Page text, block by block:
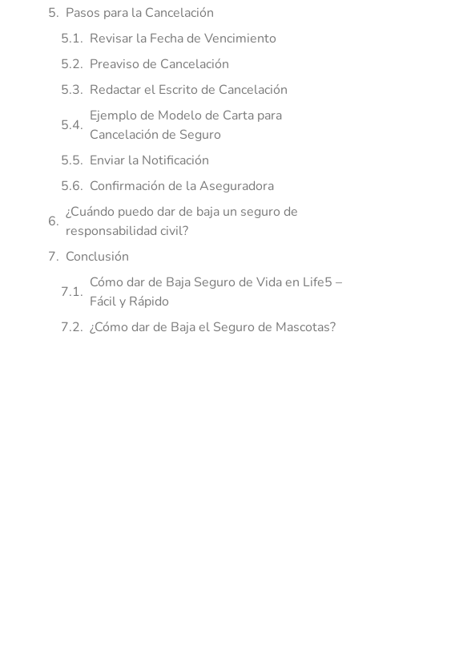
Pasos para la Cancelación
Revisar la Fecha de Vencimiento
Preaviso de Cancelación
Redactar el Escrito de Cancelación
Ejemplo de Modelo de Carta para
Cancelación de Seguro
Enviar la Notificación
Confirmación de la Aseguradora
¿Cuándo puedo dar de baja un seguro de
responsabilidad civil?
Conclusión
Cómo dar de Baja Seguro de Vida en Life5 –
Fácil y Rápido
¿Cómo dar de Baja el Seguro de Mascotas?